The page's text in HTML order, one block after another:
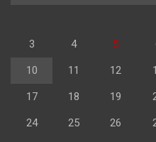
3 4 5
10 11 12
17 18 19
24 25 26